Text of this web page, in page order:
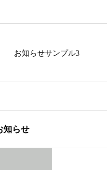
お知らせサンプル3
知らせ